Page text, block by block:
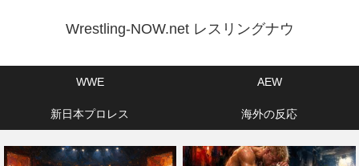
Wrestling-NOW.net レスリングナウ
WWE AEW
新日本プロレス 海外の反応